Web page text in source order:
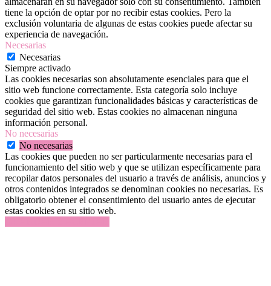
tiene la opción de optar por no recibir estas cookies. Pero la
exclusión voluntaria de algunas de estas cookies puede afectar su
experiencia de navegación.
Necesarias
Necesarias
Siempre activado
Las cookies necesarias son absolutamente esenciales para que el
sitio web funcione correctamente. Esta categoría solo incluye
cookies que garantizan funcionalidades básicas y características de
seguridad del sitio web. Estas cookies no almacenan ninguna
información personal.
No necesarias
No necesarias
Las cookies que pueden no ser particularmente necesarias para el
funcionamiento del sitio web y que se utilizan específicamente para
recopilar datos personales del usuario a través de análisis, anuncios y
otros contenidos integrados se denominan cookies no necesarias. Es
obligatorio obtener el consentimiento del usuario antes de ejecutar
estas cookies en su sitio web.